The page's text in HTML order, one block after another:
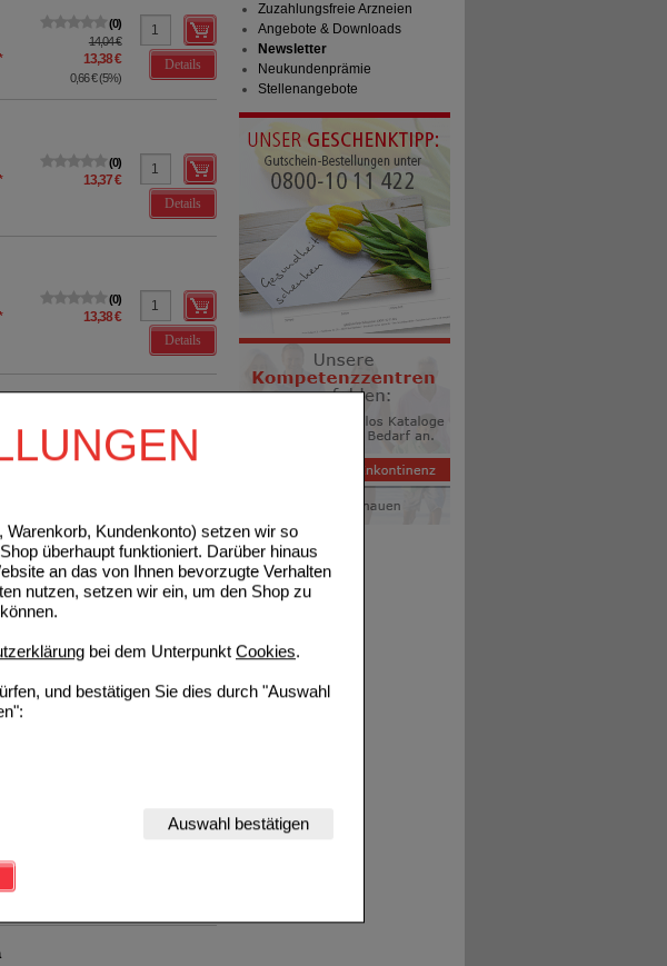
Kundenkonto) setzen wir so
überhaupt funktioniert. Darüber hinaus
an das von Ihnen bevorzugte Verhalten
nutzen, setzen wir ein, um den Shop zu
bei dem Unterpunkt Cookies.
und bestätigen Sie dies durch "Auswahl
Grundfunktionen unserer Website
diese nicht verzichtet werden kann.
ansprechender zu gestalten,
an bevorzugte Verhaltensweisen (z.B.
Auswahl bestätigen
0
14,04 €
13,38 €
0,66 €(5%)
Details
0
13,37 €
Details
0
13,38 €
Details
0
13,38 €
0
11,22 €
Zuzahlungsfreie Arzneien
Angebote & Downloads
Newsletter
Neukundenprämie
Stellenangebote